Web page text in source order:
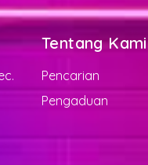
Tentang Kami
Pencarian
Pengaduan